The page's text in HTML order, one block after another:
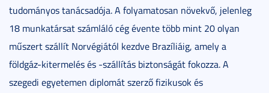
tudományos tanácsadója. A folyamatosan növekvő, jelenleg
18 munkatársat számláló cég évente több mint 20 olyan
műszert szállít Norvégiától kezdve Brazíliáig, amely a
földgáz-kitermelés és -szállítás biztonságát fokozza. A
szegedi egyetemen diplomát szerző fizikusok és